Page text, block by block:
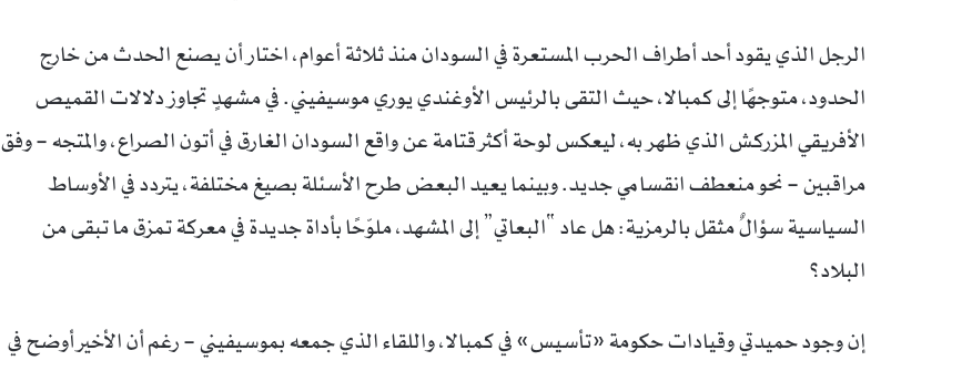
الرجل الذي يقود أحد أطراف الحرب المستعرة في السودان منذ ثلاثة أعوام، اختار أن يصنع الحدث من خارج
الحدود، متوجهًا إلى كمبالا، حيث التقى بالرئيس الأوغندي يوري موسيفيني. في مشهدٍ تجاوز دلالات القميص
الأفريقي المزركش الذي ظهر به، ليعكس لوحة أكثر قتامة عن واقع السودان الغارق في أتون الصراع، والمتجه – وفق
مراقبين – نحو منعطف انقسامي جديد. وبينما يعيد البعض طرح الأسئلة بصيغ مختلفة، يتردد في الأوساط
السياسية سؤالٌ مثقل بالرمزية: هل عاد “البعاتي” إلى المشهد، ملوّحًا بأداة جديدة في معركة تمزق ما تبقى من
البلاد؟
إن وجود حميدتي وقيادات حكومة «تأسيس» في كمبالا، واللقاء الذي جمعه بموسيفيني – رغم أن الأخير أوضح في